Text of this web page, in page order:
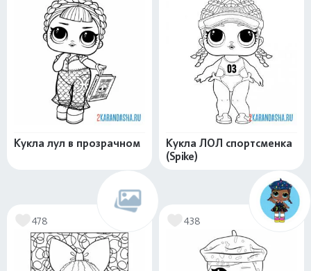
Кукла лул в прозрачном
Кукла ЛОЛ спортсменка
(Spike)
478 438